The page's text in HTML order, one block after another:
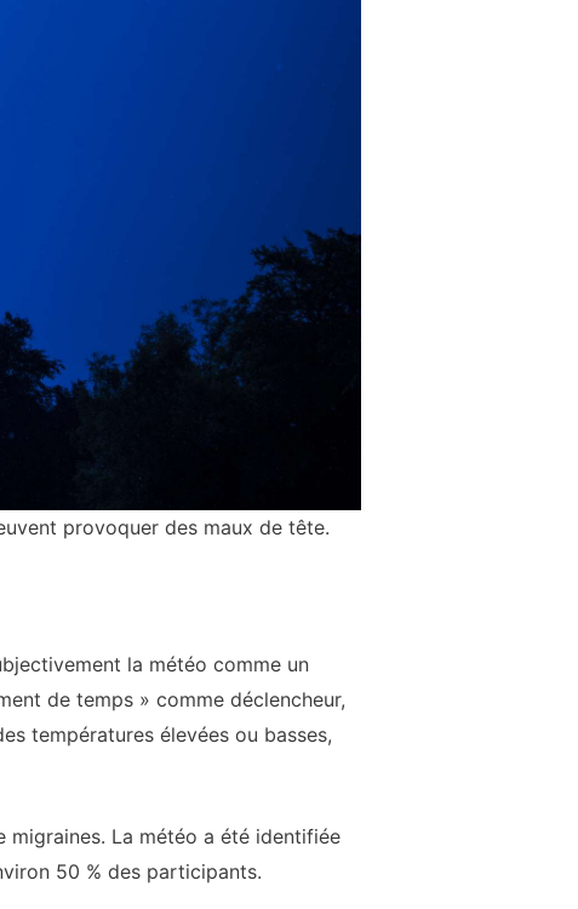
provoquer des maux de tête.
la météo comme un
de temps » comme déclencheur,
températures élevées ou basses,
La météo a été identifiée
50 % des participants.